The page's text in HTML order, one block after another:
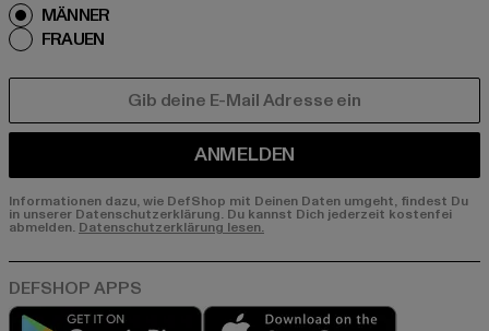
MÄNNER
FRAUEN
ANMELDEN
Informationen dazu, wie DefShop mit Deinen Daten umgeht, findest Du
in unserer Datenschutzerklärung. Du kannst Dich jederzeit kostenfei
abmelden. Datenschutzerklärung lesen.
Play market